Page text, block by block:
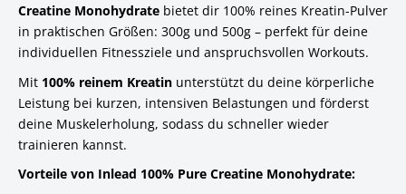
Creatine Monohydrate bietet dir 100% reines Kreatin-Pulver
in praktischen Größen: 300g und 500g – perfekt für deine
individuellen Fitnessziele und anspruchsvollen Workouts.
Mit 100% reinem Kreatin unterstützt du deine körperliche
Leistung bei kurzen, intensiven Belastungen und förderst
deine Muskelerholung, sodass du schneller wieder
trainieren kannst.
Vorteile von Inlead 100% Pure Creatine Monohydrate: